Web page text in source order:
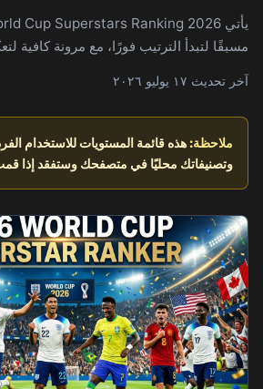
مسبقًا لتبدأ الترتيب فورًا، مع مرونة كافية
آخر تحديث ١٧ يوليو ٢٠٢٦
ملاحظة: هذه قائمة المستويات للاستخدام
وتصنيفاتك محليًا في متصفحك وستفقد إذا